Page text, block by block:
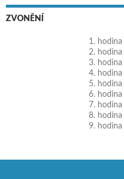
ZVONĚNÍ
1. hodina
2. hodina
3. hodina
4. hodina
5. hodina
6. hodina
7. hodina
8. hodina
9. hodina